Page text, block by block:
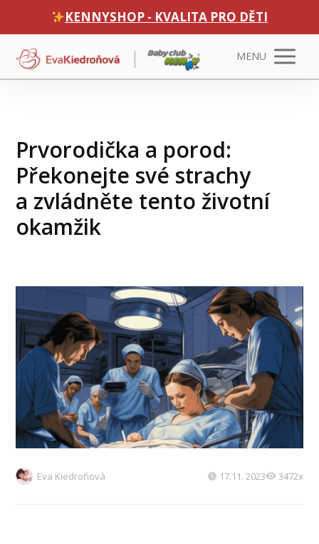
KENNYSHOP - KVALITA PRO DĚTI
MENU
Prvorodička a porod:
Překonejte své strachy
a zvládněte tento životní
okamžik
Eva Kiedroňová 17.11. 2023 3472x